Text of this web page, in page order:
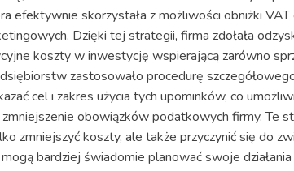
efektywnie skorzystała z możliwości obniżki
Dzięki tej strategii, firma zdołała
koszty w inwestycję wspierającą zarówno
zastosowało procedurę
cel i zakres użycia tych upominków, co
zmniejszenie obowiązków podatkowych firmy. Te
zmniejszyć koszty, ale także przyczynić się do
bardziej świadomie planować swoje